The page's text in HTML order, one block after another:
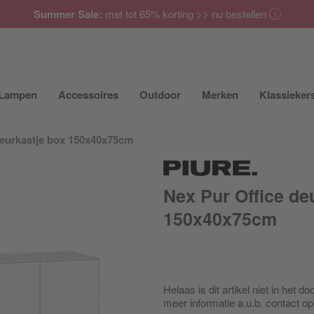
Summer Sale: met tot 65% korting >> nu bestellen
van Meubilair uit- of inklappen
Submenu van Lampen uit- of inklappen
Accessoires Submenu van Accessoires uit- of
Outdoor Submenu van Outdoor
Merken Submenu
box 150x40x75cm
Nex Pur Office
150x40x75cm
Helaas is dit artikel niet in het
meer informatie a.u.b. contact